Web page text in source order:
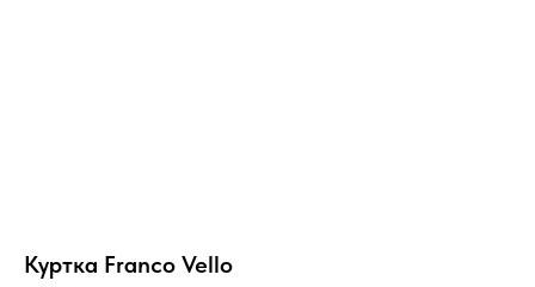
Куртка Franco Vello